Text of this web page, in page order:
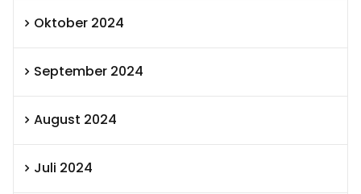
Oktober 2024
September 2024
August 2024
Juli 2024